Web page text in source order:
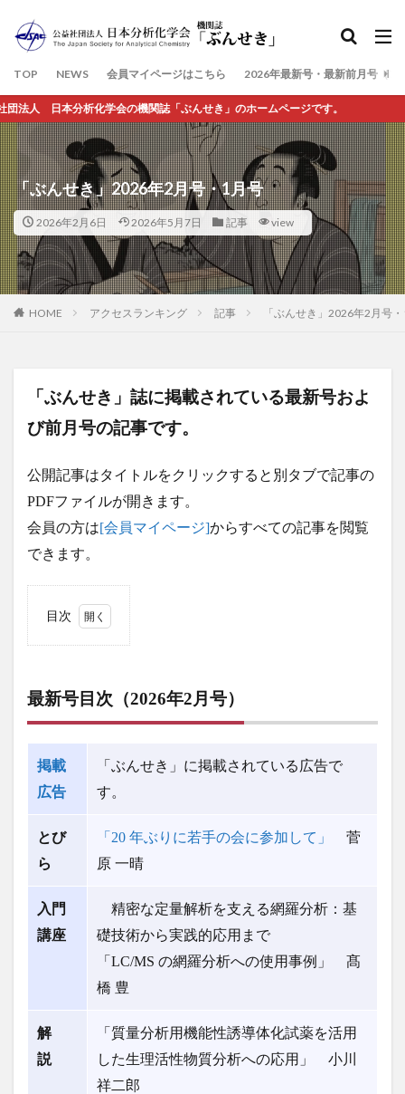
TOP NEWS 会員マイページはこちら 2026年最新号・最新前月号（7
の機関誌「ぶんせき」のホームページです。
「ぶんせき」2026年2月号・1月号
2026年2月6日 2026年5月7日 記事 view
HOME アクセスランキング 記事 「ぶんせき」2026年2月号
「ぶんせき」誌に掲載されている最新号およ
び前月号の記事です。
公開記事はタイトルをクリックすると別タブで記事の
PDFファイルが開きます。
会員の方は[会員マイページ]からすべての記事を閲覧
できます。
目次
（2026
年2月
号）
新前号
目次
（2026
年1月
号）
最新号目次 （2026年2月号）
掲載
広告
「ぶんせき」に掲載されている広告で
す。
とび
ら
「20 年ぶりに若手の会に参加して」
菅
原 一晴
入門
講座
精密な定量解析を支える網羅分析：基
礎技術から実践的応用まで
「LC/MS の網羅分析への使用事例」 髙
橋 豊
解
説
「質量分析用機能性誘導体化試薬を活用
した生理活性物質分析への応用」 小川
祥二郎